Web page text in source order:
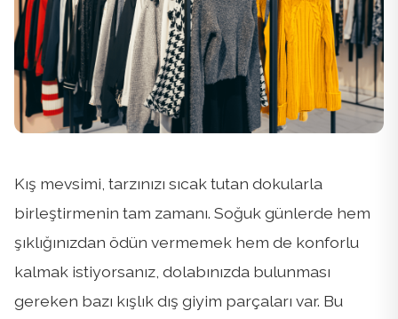
Kış mevsimi, tarzınızı sıcak tutan dokularla
birleştirmenin tam zamanı. Soğuk günlerde hem
şıklığınızdan ödün vermemek hem de konforlu
kalmak istiyorsanız, dolabınızda bulunması
gereken bazı kışlık dış giyim parçaları var. Bu